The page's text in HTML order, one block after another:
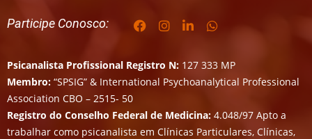
Participe Conosco:
Psicanalista Profissional Registro N: 127 333 MP
Membro: “SPSIG” & International Psychoanalytical Professional
Association CBO – 2515- 50
Registro do Conselho Federal de Medicina: 4.048/97 Apto a
trabalhar como psicanalista em Clínicas Particulares, Clínicas,